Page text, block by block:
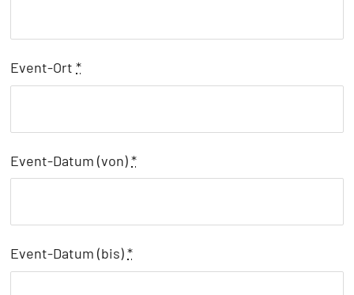
Event-Ort*
Event-Datum (von)*
Event-Datum (bis)*